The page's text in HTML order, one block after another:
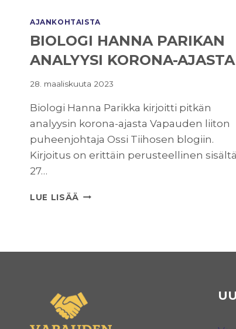
AJANKOHTAISTA
BIOLOGI HANNA PARIKAN
ANALYYSI KORONA-AJASTA
28. maaliskuuta 2023
Biologi Hanna Parikka kirjoitti pitkän
analyysin korona-ajasta Vapauden liiton
puheenjohtaja Ossi Tiihosen blogiin.
Kirjoitus on erittäin perusteellinen
27…
LUE LISÄÄ BIOLOGI